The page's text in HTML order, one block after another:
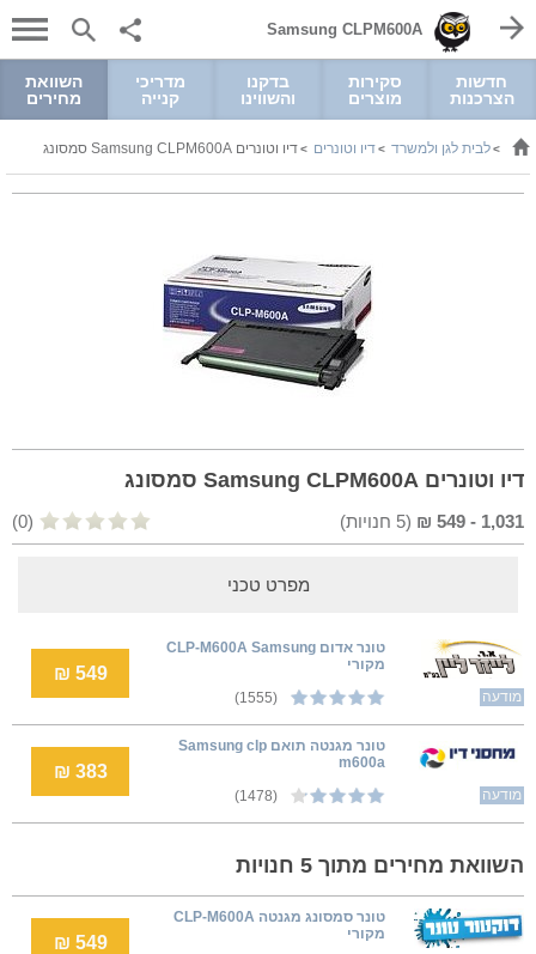
Samsung CLPM600A
חדשות
הצרכנות
סקירות
מוצרים
בדקנו
והשווינו
מדריכי
קנייה
השוואת
מחירים
>לבית לגן ולמשרד >דיו וטונרים >דיו וטונרים Samsung CLPM600A סמסונג
דיו וטונרים Samsung CLPM600A סמסונג
1,031
-
549
₪
(
5 חנויות) (0)
מפרט טכני
מודעה
טונר אדום CLP-M600A Samsung
מקורי
(1555)
549 ₪
מודעה
טונר מגנטה תואם Samsung clp
m600a
(1478)
383 ₪
השוואת מחירים מתוך 5 חנויות
טונר סמסונג מגנטה CLP-M600A
מקורי
549 ₪